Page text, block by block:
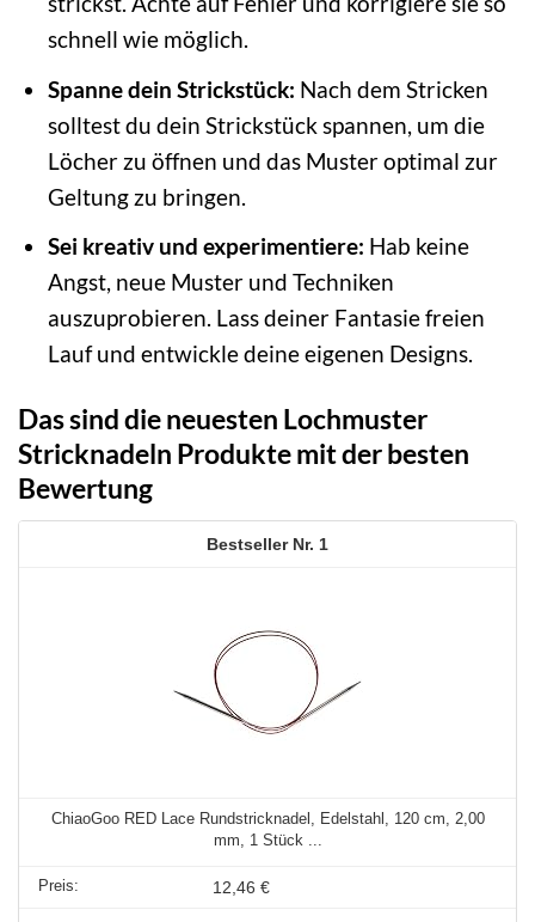
schnell wie möglich.
Spanne dein Strickstück: Nach dem Stricken
solltest du dein Strickstück spannen, um die
Löcher zu öffnen und das Muster optimal zur
Geltung zu bringen.
Sei kreativ und experimentiere: Hab keine
Angst, neue Muster und Techniken
auszuprobieren. Lass deiner Fantasie freien
Lauf und entwickle deine eigenen Designs.
Das sind die neuesten Lochmuster
Stricknadeln Produkte mit der besten
Bewertung
1
ChiaoGoo RED Lace Rundstricknadel, Edelstahl, 120 cm, 2,00
mm, 1 Stück ...
12,46 €